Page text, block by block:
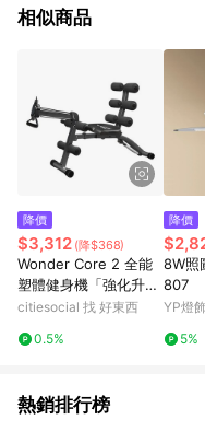
台灣樂天市場，並在同一瀏
使用APP、或中途瀏覽比價
由網頁版(電腦版/手機版網
無法進行 LINE POINTS 回饋。 (5) LINE 購物為購物資訊
平台，商品資料更新會有時
位、贈品與台灣樂天市場銷
(6) 導購訂單已逾 365 天，
點數回饋或點數回饋有爭議，
追訴之權利，活動詳情以樂
相似商品
降價
$3,312 (降$368)
Wonder Core 2 全能
塑體健身機「強化升級
版」-限量暗黑色 全能
版-暗黑色」
citiesocial 找 好東西
0.5%
降價
8W照
807
YP燈
5%
熱銷排行榜